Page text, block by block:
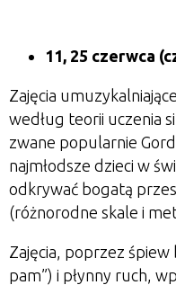
11, 25 czerwca
Zajęcia umuzykalniające
według teorii uczenia
zwane popularnie
najmłodsze dzieci w
odkrywać bogatą
(różnorodne skale i
Zajęcia, poprzez śpiew
pam”) i płynny ruch,